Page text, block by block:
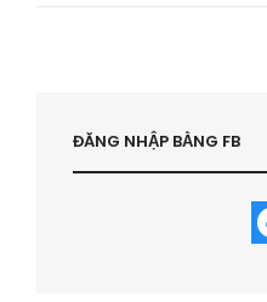
NGHÈO
HVBDS.COM
ĐĂNG NHẬP BẰNG FB